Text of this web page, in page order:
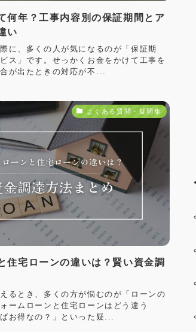
何年？工事内容別の保証期間とア
い
に、多くの人が気になるのが「保証期
ス」です。せっかくお金をかけて工事を
が出たときの対応が不...
よくある質問・疑問集
住宅ローンの違いは？賢い資金調
るとき、多くの方が悩むのが「ローンの
ームローンと住宅ローンはどう違う
お得なの？」といった疑...